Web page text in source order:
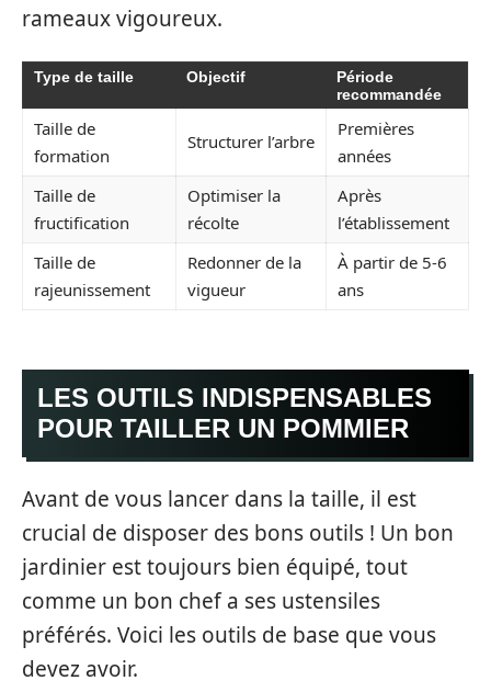
rameaux vigoureux.
Type de taille Objectif
Période
recommandée
Taille de
formation
Structurer l’arbre
Premières
années
Taille de
fructification
Optimiser la
récolte
Après
l’établissement
Taille de
rajeunissement
Redonner de la
vigueur
À partir de 5-6
ans
LES OUTILS INDISPENSABLES
POUR TAILLER UN POMMIER
Avant de vous lancer dans la taille, il est
crucial de disposer des bons outils ! Un bon
jardinier est toujours bien équipé, tout
comme un bon chef a ses ustensiles
préférés. Voici les outils de base que vous
devez avoir.